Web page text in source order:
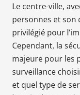
Le centre-ville,
personnes et son
privilégié pour
Cependant, la
majeure pour les
surveillance
et quel type de